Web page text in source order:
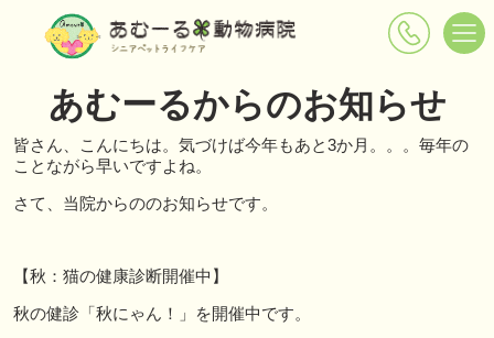
あむーるからのお知らせ
皆さん、こんにちは。気づけば今年もあと3か月。。。毎年の
ことながら早いですよね。
さて、当院からののお知らせです。
【秋：猫の健康診断開催中】
秋の健診「秋にゃん！」を開催中です。